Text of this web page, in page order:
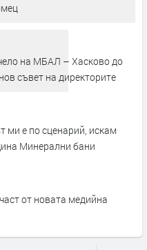
на МБАЛ – Хасково до
съвет на директорите
ми е по сценарий, искам
Минерални бани
от новата медийна